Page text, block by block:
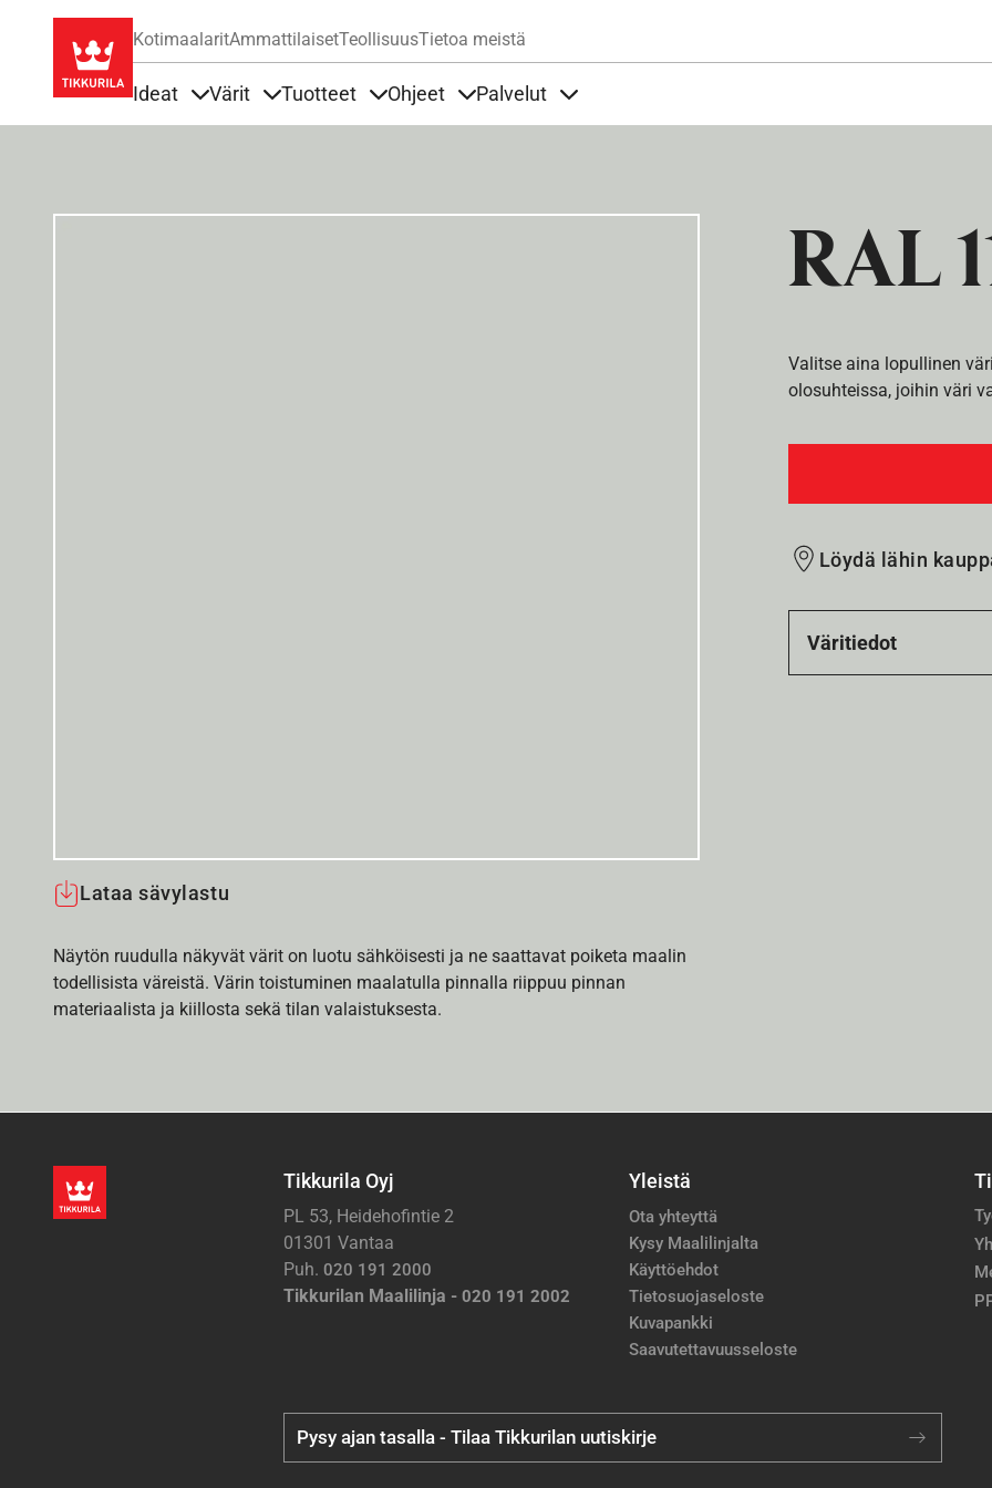
KotimaalaritAmmattilaisetTeollisuusTietoa meistä
Ideat Värit Tuotteet Ohjeet Palvelut
RAL
Lataa sävylastu
Näytön ruudulla näkyvät värit on luotu sähköisesti ja ne saattavat poiketa maalin
todellisista väreistä. Värin toistuminen maalatulla pinnalla riippuu pinnan
materiaalista ja kiillosta sekä tilan valaistuksesta.
Valitse aina lopullinen
olosuhteissa, joihin väri
Löydä lähin
Väritiedot
Tikkurila Oyj
PL 53, Heidehofintie 2
01301 Vantaa
Puh. 020 191 2000
Tikkurilan Maalilinja - 020 191 2002
Yleistä
Ota yhteyttä
Kysy Maalilinjalta
Käyttöehdot
Tietosuojaseloste
Kuvapankki
Saavutettavuusseloste
Pysy ajan tasalla - Tilaa Tikkurilan uutiskirje